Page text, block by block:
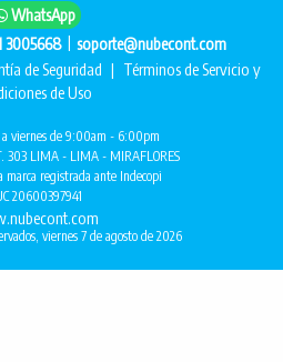
WhatsApp
3005668 | soporte@nubecont.com
de Seguridad | Términos de Servicio y
de Uso
viernes de 9:00am - 6:00pm
303 LIMA - LIMA - MIRAFLORES
marca registrada ante Indecopi
20600397941
viernes 7 de agosto de 2026